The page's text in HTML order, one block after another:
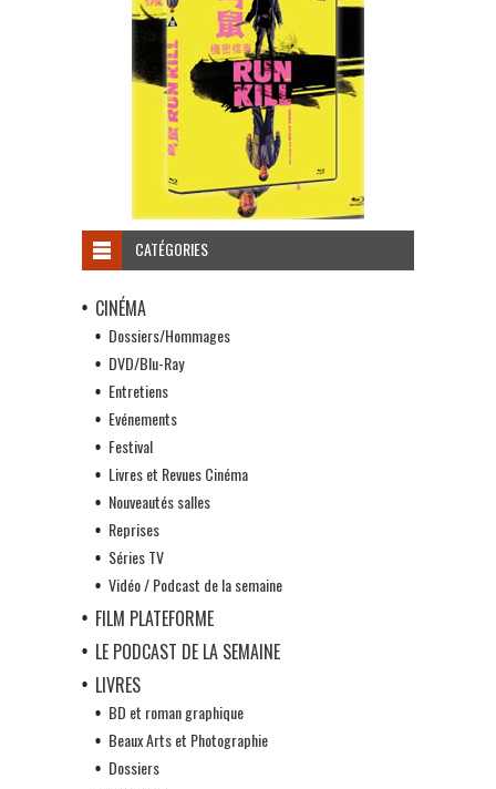
CATÉGORIES
CINÉMA
Dossiers/Hommages
DVD/Blu-Ray
Entretiens
Evénements
Festival
Livres et Revues Cinéma
Nouveautés salles
Reprises
Séries TV
Vidéo / Podcast de la semaine
FILM PLATEFORME
LE PODCAST DE LA SEMAINE
LIVRES
BD et roman graphique
Beaux Arts et Photographie
Dossiers